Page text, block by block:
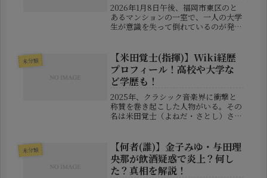
2026年1月8日午後、福岡市東区のと
あるマンションの一室で、一人の大学
生が意識を失って倒れているのが発見
その人物こそ、22歳の大学生・杉本匠
海さんだった。通報者は杉本さん...
未分類
【米田覚士(指揮)】Wiki経歴
プロフィール！高校や大学な
ど学歴も！
2025年、クラシック音楽界に衝撃と
称賛を巻き起こした人物がいる。その
名は米田覚士（よねだ・さとし）さ
で、見事優勝という快挙を成し遂げた
注目の音楽家です。過去には小澤征爾
さ...
未分類
【何者(誰)】金子みゆ・与田理
央那が飲酒疑惑で炎上？何し
た？真相を解説！